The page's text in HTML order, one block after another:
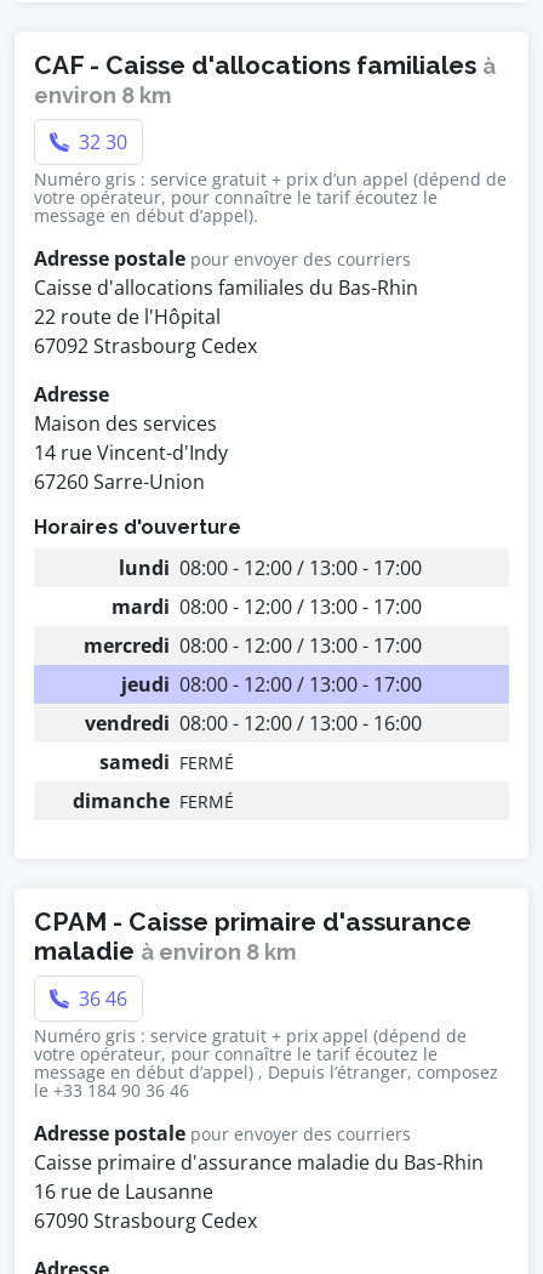
CAF - Caisse d'allocations familiales à
environ 8 km
32 30
Numéro gris : service gratuit + prix d’un appel (dépend de
votre opérateur, pour connaître le tarif écoutez le
message en début d’appel).
Adresse postale pour envoyer des courriers
Caisse d'allocations familiales du Bas-Rhin
22 route de l'Hôpital
67092 Strasbourg Cedex
Adresse
Maison des services
14 rue Vincent-d'Indy
67260 Sarre-Union
Horaires d'ouverture
lundi 08:00 - 12:00 / 13:00 - 17:00
mardi 08:00 - 12:00 / 13:00 - 17:00
mercredi 08:00 - 12:00 / 13:00 - 17:00
jeudi 08:00 - 12:00 / 13:00 - 17:00
vendredi 08:00 - 12:00 / 13:00 - 16:00
samedi FERMÉ
dimanche FERMÉ
CPAM - Caisse primaire d'assurance
maladie à environ 8 km
36 46
Numéro gris : service gratuit + prix appel (dépend de
votre opérateur, pour connaître le tarif écoutez le
message en début d’appel) , Depuis l’étranger, composez
le +33 184 90 36 46
Adresse postale pour envoyer des courriers
Caisse primaire d'assurance maladie du Bas-Rhin
16 rue de Lausanne
67090 Strasbourg Cedex